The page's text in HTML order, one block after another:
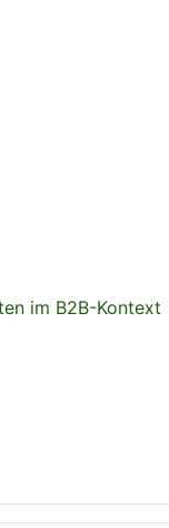
im B2B-Kontext